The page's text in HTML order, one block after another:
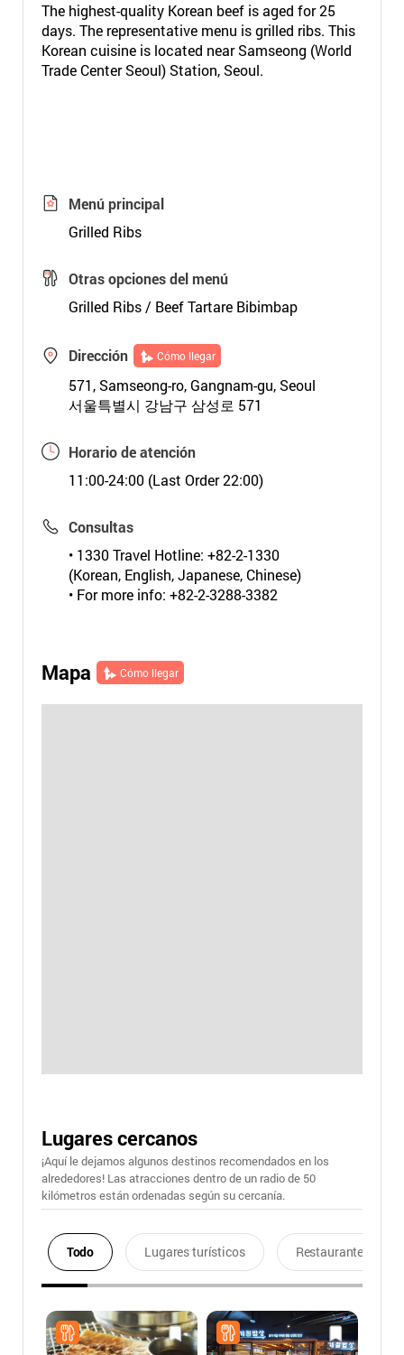
The highest-quality Korean beef is aged for 25
days. The representative menu is grilled ribs. This
Korean cuisine is located near Samseong (World
Trade Center Seoul) Station, Seoul.
Menú principal
Grilled Ribs
Otras opciones del menú
Grilled Ribs / Beef Tartare Bibimbap
Dirección Cómo llegar
571, Samseong-ro, Gangnam-gu, Seoul
서울특별시 강남구 삼성로 571
Horario de atención
11:00-24:00 (Last Order 22:00)
Consultas
• 1330 Travel Hotline: +82-2-1330
(Korean, English, Japanese, Chinese)
• For more info: +82-2-3288-3382
Mapa Cómo llegar
Lugares cercanos
¡Aquí le dejamos algunos destinos recomendados en los
alrededores! Las atracciones dentro de un radio de 50
kilómetros están ordenadas según su cercanía.
Todo Lugares turísticos Restaurantes